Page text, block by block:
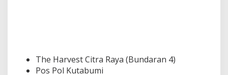
The Harvest Citra Raya (Bundaran 4)
Pos Pol Kutabumi